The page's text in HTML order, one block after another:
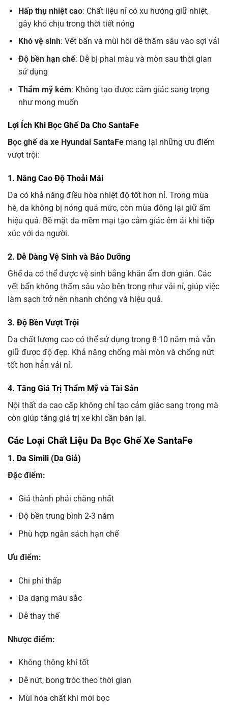
Hấp thụ nhiệt cao: Chất liệu nỉ có xu hướng giữ nhiệt,
gây khó chịu trong thời tiết nóng
Khó vệ sinh: Vết bẩn và mùi hôi dễ thấm sâu vào sợi vải
Độ bền hạn chế: Dễ bị phai màu và mòn sau thời gian
sử dụng
Thẩm mỹ kém: Không tạo được cảm giác sang trọng
như mong muốn
Lợi Ích Khi Bọc Ghế Da Cho SantaFe
Bọc ghế da xe Hyundai SantaFe mang lại những ưu điểm
vượt trội:
1. Nâng Cao Độ Thoải Mái
Da có khả năng điều hòa nhiệt độ tốt hơn nỉ. Trong mùa
hè, da không bị nóng quá mức, còn mùa đông lại giữ ấm
hiệu quả. Bề mặt da mềm mại tạo cảm giác êm ái khi tiếp
xúc với da người.
2. Dễ Dàng Vệ Sinh và Bảo Dưỡng
Ghế da có thể được vệ sinh bằng khăn ẩm đơn giản. Các
vết bẩn không thấm sâu vào bên trong như vải nỉ, giúp việc
làm sạch trở nên nhanh chóng và hiệu quả.
3. Độ Bền Vượt Trội
Da chất lượng cao có thể sử dụng trong 8-10 năm mà vẫn
giữ được độ đẹp. Khả năng chống mài mòn và chống nứt
tốt hơn hẳn vải nỉ.
4. Tăng Giá Trị Thẩm Mỹ và Tài Sản
Nội thất da cao cấp không chỉ tạo cảm giác sang trọng mà
còn giúp tăng giá trị xe khi cần bán lại.
Các Loại Chất Liệu Da Bọc Ghế Xe SantaFe
1. Da Simili (Da Giả)
Đặc điểm:
Giá thành phải chăng nhất
Độ bền trung bình 2-3 năm
Phù hợp ngân sách hạn chế
Ưu điểm:
Chi phí thấp
Đa dạng màu sắc
Dễ thay thế
Nhược điểm:
Không thông khí tốt
Dễ nứt, bong tróc theo thời gian
Mùi hóa chất khi mới bọc